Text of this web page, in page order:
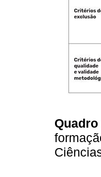
Quadro